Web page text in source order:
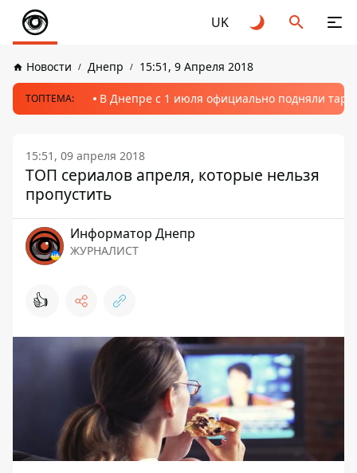
UK
Новости Днепр 15:51, 9 Апреля 2018
ТОПТЕМА: В Днепре с 1 июля официально подняли
15:51, 09 апреля 2018
ТОП сериалов апреля, которые нельзя
пропустить
Информатор Днепр
ЖУРНАЛИСТ
👍